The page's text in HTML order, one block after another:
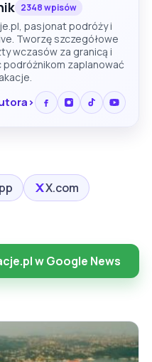
2348 wpisów
pasjonat podróży i
Tworzę szczegółowe
wczasów za granicą i
zaplanować
X.com
w Google News